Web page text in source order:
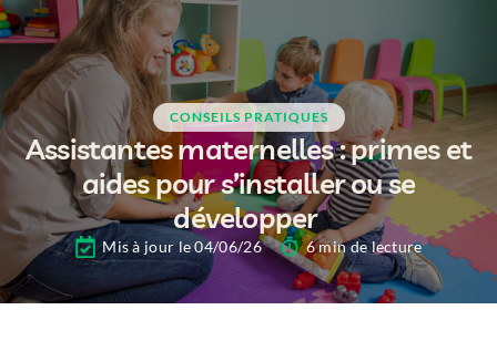
CONSEILS PRATIQUES
Assistantes maternelles : primes et
aides pour s’installer ou se
développer
Mis à jour le 04/06/26 6 min de lecture